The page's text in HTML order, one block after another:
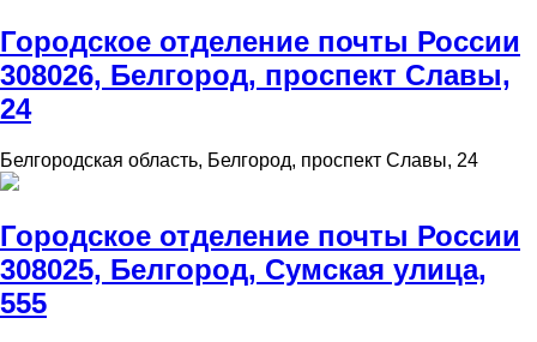
Городское отделение почты России
308026, Белгород, проспект Славы,
24
Белгородская область, Белгород, проспект Славы, 24
Городское отделение почты России
308025, Белгород, Сумская улица,
555